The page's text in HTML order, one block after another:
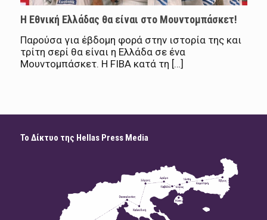
Η Εθνική Ελλάδας θα είναι στο Μουντομπάσκετ!
Παρούσα για έβδομη φορά στην ιστορία της και
τρίτη σερί θα είναι η Ελλάδα σε ένα
Μουντομπάσκετ. Η FIBA κατά τη […]
Το Δίκτυο της Hellas Press Media